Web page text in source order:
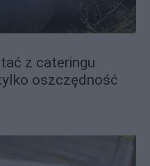
z cateringu
oszczędność